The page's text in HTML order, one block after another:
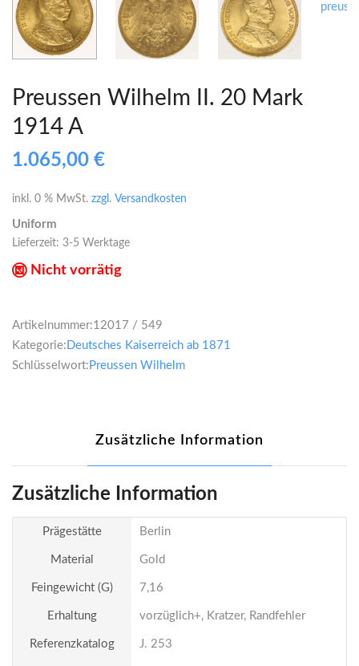
Preussen Wilhelm II. 20 Mark
1914 A
1.065,00 €
inkl. 0 % MwSt. zzgl. Versandkosten
Uniform
Lieferzeit: 3-5 Werktage
Nicht vorrätig
Artikelnummer:12017 / 549
Kategorie: Deutsches Kaiserreich ab 1871
Schlüsselwort: Preussen Wilhelm
Zusätzliche Information
Zusätzliche Information
Prägestätte Berlin
Material Gold
Feingewicht (g) 7,16
Erhaltung vorzüglich+, Kratzer, Randfehler
Referenzkatalog J. 253